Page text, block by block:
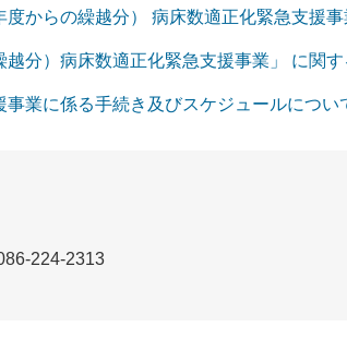
度からの繰越分） 病床数適正化緊急支援
越分）病床数適正化緊急支援事業」 に関
事業に係る手続き及びスケジュールにつ
224-2313